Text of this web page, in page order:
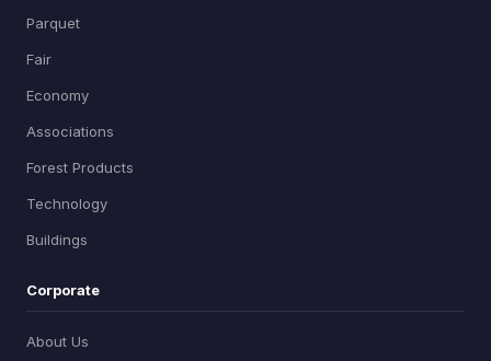
Parquet
Fair
Economy
Associations
Forest Products
Technology
Buildings
Corporate
About Us